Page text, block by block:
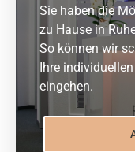
Sie haben die
zu Hause in
So können wir
Ihre
eingehen.